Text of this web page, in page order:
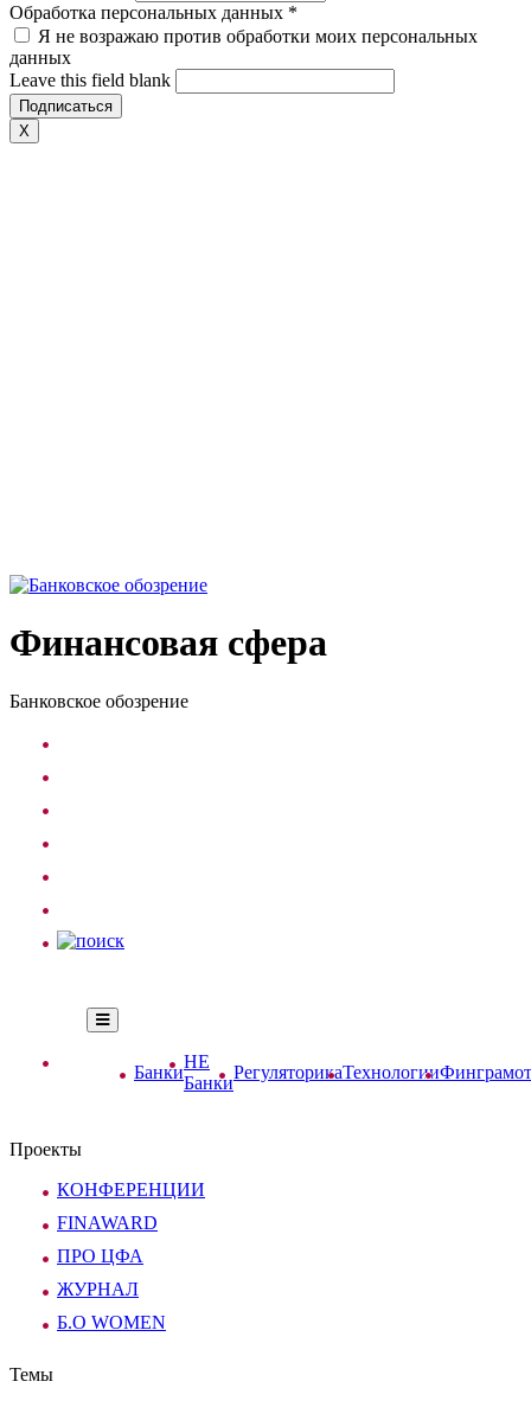
Обработка персональных данных *
Я не возражаю против обработки моих персональных
данных
Leave this field blank
X
Финансовая сфера
Банковское обозрение
Банки
НЕ
Банки
РегуляторикаТехнологии
Проекты
КОНФЕРЕНЦИИ
FINAWARD
ПРО ЦФА
ЖУРНАЛ
Б.О WOMEN
Темы